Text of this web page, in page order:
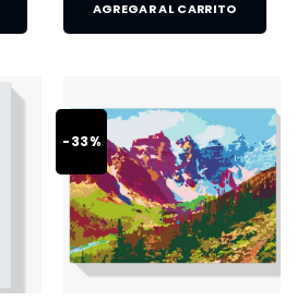
AGREGAR AL CARRITO
-33%